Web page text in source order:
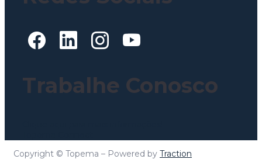
Trabalhe Conosco
Copyright © Topema – Powered by Traction